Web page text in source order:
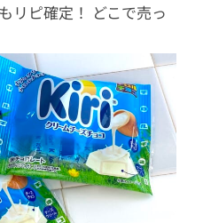
リピ確定！ どこで売っ